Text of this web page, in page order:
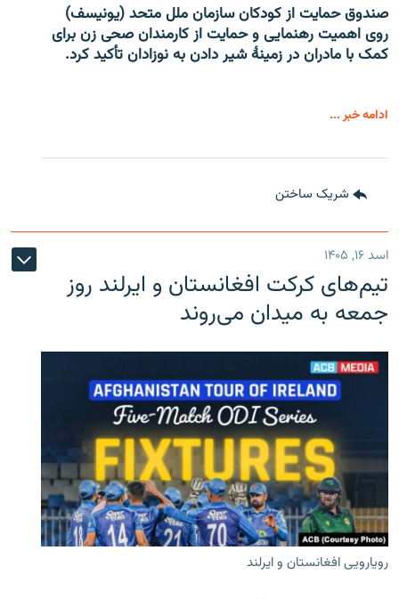
صندوق حمایت از کودکان سازمان ملل متحد (یونیسف)
روی اهمیت رهنمایی و حمایت از کارمندان صحی زن برای
کمک با مادران در زمینۀ شیر دادن به نوزادان تأکید کرد.
ادامه خبر ...
شریک ساختن
اسد ۱۶, ۱۴۰۵
تیم‌های کرکت افغانستان و ایرلند روز
جمعه به میدان می‌روند
رویارویی افغانستان و ایرلند